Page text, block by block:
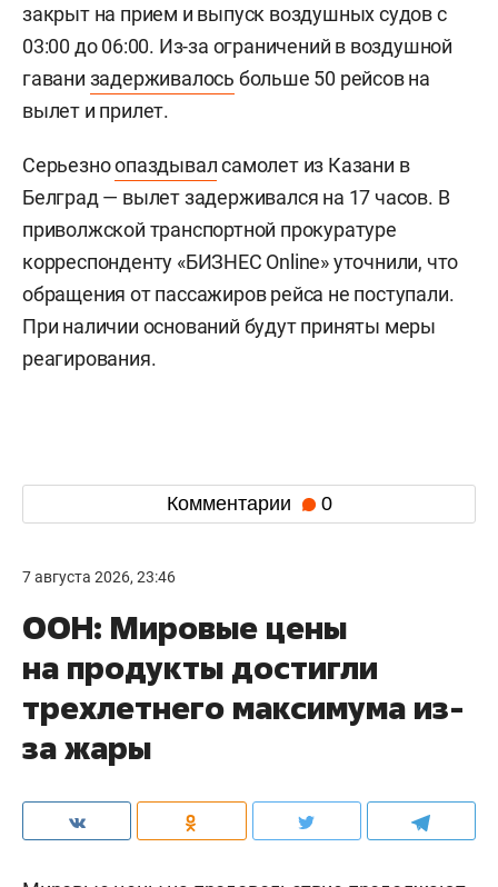
закрыт на прием и выпуск воздушных судов с
03:00 до 06:00. Из-за ограничений в воздушной
гавани задерживалось больше 50 рейсов на
вылет и прилет.
Серьезноопаздывалсамолет из Казани в
Белград — вылет задерживался на 17 часов. В
приволжской транспортной прокуратуре
корреспонденту «БИЗНЕС Online» уточнили, что
обращения от пассажиров рейса не поступали.
При наличии оснований будут приняты меры
реагирования.
Комментарии 0
7 августа 2026, 23:46
ООН: Мировые цены
на продукты достигли
трехлетнего максимума из-
за жары